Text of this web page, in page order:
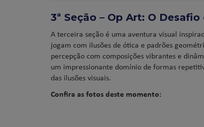
3ª Seção – Op Art: O
A terceira seção é uma aventura visual
jogam com ilusões de ótica e padrões
percepção com composições vibrantes e
um impressionante domínio de formas
das ilusões visuais.
Confira as fotos deste momento: